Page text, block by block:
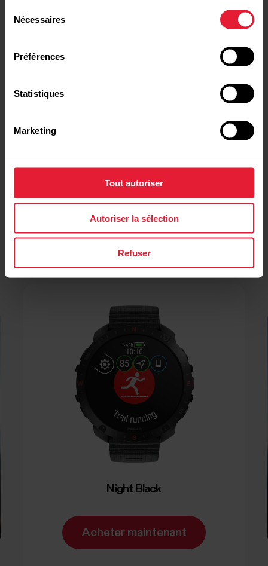
Nécessaires
Préférences
Statistiques
Marketing
Tout autoriser
Autoriser la sélection
Refuser
Night Black
Acheter maintenant